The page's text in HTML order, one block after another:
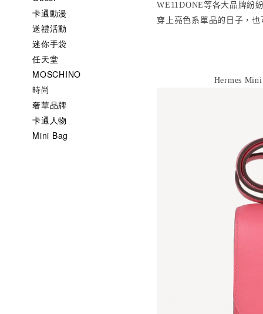
卡通動漫
送禮活動
迷你手袋
任天堂
MOSCHINO
時尚
奢華品牌
卡通人物
Mini Bag
WE11DONE等各大品牌紛
穿上亮色系單品的日子，
Hermes